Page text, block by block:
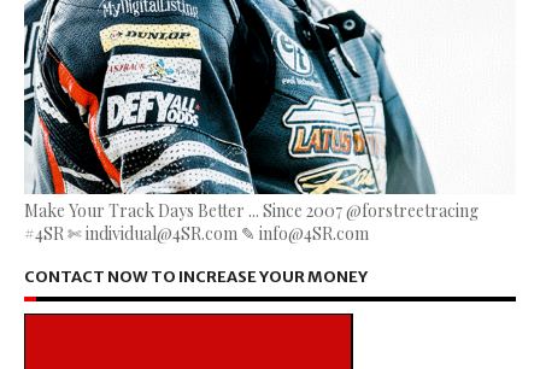
Make Your Track Days Better ... Since 2007 @forstreetracing
#4SR ✄ individual@4SR.com ✎ info@4SR.com
CONTACT NOW TO INCREASE YOUR MONEY